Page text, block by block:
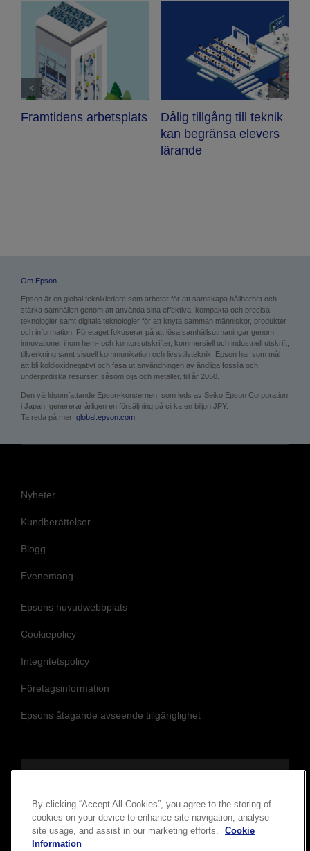
Framtidens arbetsplats
Dålig tillgång till teknik
kan begränsa elevers
lärande
Om Epson
Epson är en global teknikledare som arbetar för att sam­skapa hållbarhet och
stärka samhällen genom att använda sina effektiva, kompakta och precisa
teknologier samt digitala teknologier för att knyta samman människor, produkter
och information. Företaget fokuserar på att lösa samhällsutmaningar genom
innovationer inom hem- och kontorsutskrifter, kommersiell och industriell utskrift,
tillverkning samt visuell kommunikation och livsstilsteknik. Epson har som mål
att bli koldioxidnegativt och fasa ut användningen av ändliga fossila och
underjordiska resurser, såsom olja och metaller, till år 2050.
Den världsomfattande Epson-koncernen, som leds av Seiko Epson Corporation
i Japan, genererar årligen en försäljning på cirka en biljon JPY.
Ta reda på mer: global.epson.com
Nyheter
Kundberättelser
Blogg
Evenemang
Epsons huvudwebbplats
Cookiepolicy
Integritetspolicy
Företagsinformation
Epsons åtagande avseende tillgänglighet
By clicking “Accept All Cookies”, you agree to the storing of
cookies on your device to enhance site navigation, analyse
site usage, and assist in our marketing efforts.
Cookie
Information